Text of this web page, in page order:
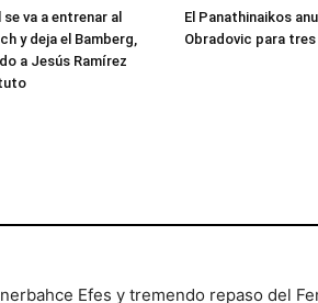
va a entrenar al
y deja el Bamberg,
a Jesús Ramírez
El Panathinaikos
Obradovic para
Efes y tremendo repaso del